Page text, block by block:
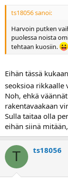
ts18056 sanoi:
Harvoin putken
puolessa noista
tehtaan kuosiin.
Eihän tässä
seoksioa rikkaalle
Noh, ehkä
rakentavaakaan
Sulla taitaa olla
eihän siinä
T ts18056